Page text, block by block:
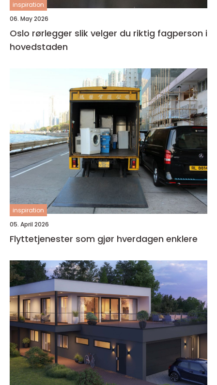
inspiration
06. May 2026
Oslo rørlegger slik velger du riktig fagperson i
hovedstaden
inspiration
05. April 2026
Flyttetjenester som gjør hverdagen enklere